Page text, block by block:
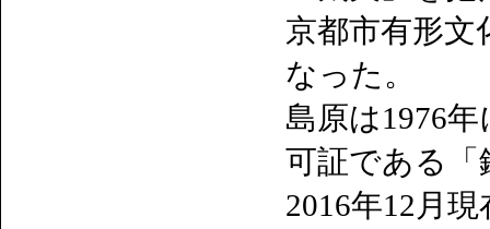
京都市有形文
なった。
島原は1976
可証である「
2016年12月